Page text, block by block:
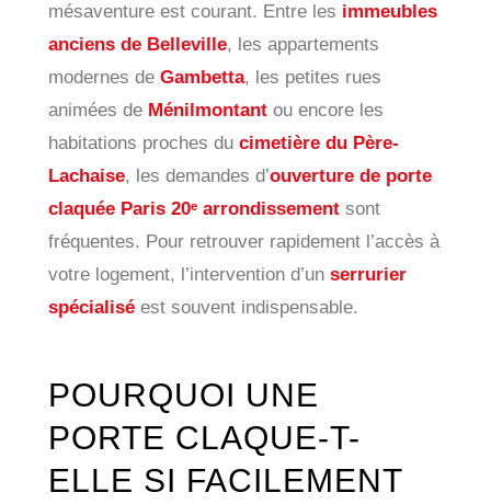
mésaventure est courant. Entre les immeubles
anciens de Belleville, les appartements
modernes de Gambetta, les petites rues
animées de Ménilmontantou encore les
habitations proches du cimetière du Père-
Lachaise, les demandes d’ouverture de porte
claquée Paris 20ᵉ arrondissementsont
fréquentes. Pour retrouver rapidement l’accès à
votre logement, l’intervention d’un serrurier
spécialiséest souvent indispensable.
POURQUOI UNE
PORTE CLAQUE-T-
ELLE SI FACILEMENT